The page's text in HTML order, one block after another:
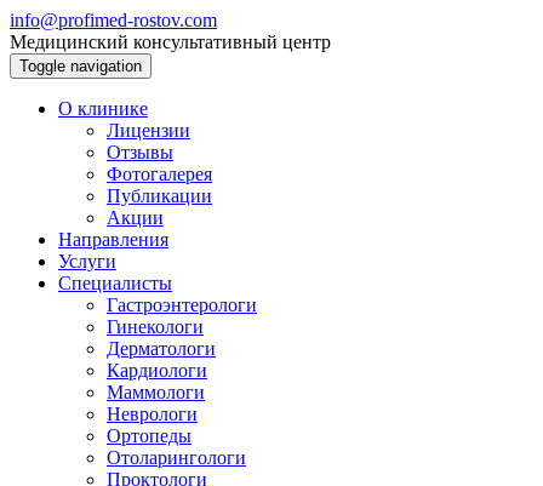
info@profimed-rostov.com
Медицинский консультативный центр
Toggle navigation
О клинике
Лицензии
Отзывы
Фотогалерея
Публикации
Акции
Направления
Услуги
Специалисты
Гастроэнтерологи
Гинекологи
Дерматологи
Кардиологи
Маммологи
Неврологи
Ортопеды
Отоларингологи
Проктологи